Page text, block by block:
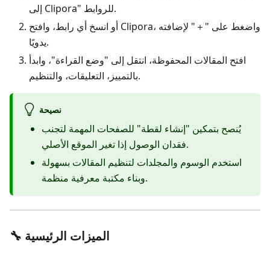
إلى Clipora" للروابط.
أو انسخ أي رابط، وافتح Clipora، واضغط على "＋" لإضافته
يدويًا.
افتح المقالات المحفوظة، انتقل إلى "وضع القراءة"، وابدأ
بالتمييز، التعليقات، والتنظيم.
نصيحة
يُنصح بتمكين "إنشاء لقطة" للصفحات المهمة لتجنب
فقدان الوصول إذا تغير الموقع الأصلي.
استخدم الوسوم والمجلدات لتنظيم المقالات بسهولة
وبناء مكتبة معرفية منظمة.
🔧 الميزات الرئيسية